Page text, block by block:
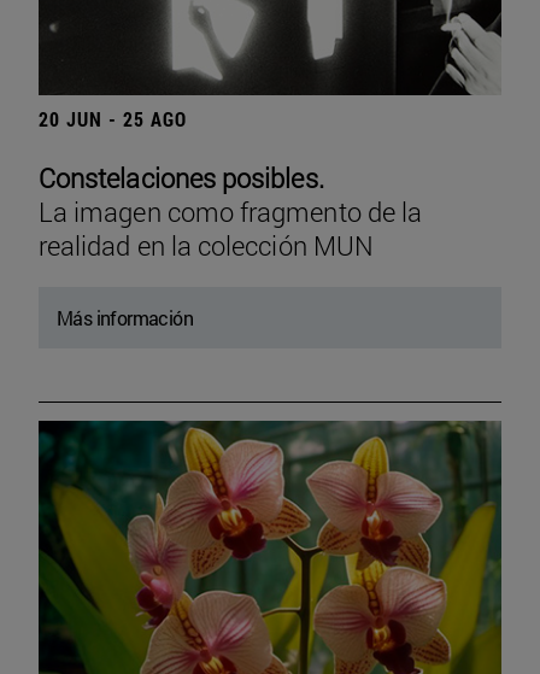
20 JUN - 25 AGO
Constelaciones posibles.
La imagen como fragmento de la
realidad en la colección MUN
Más información